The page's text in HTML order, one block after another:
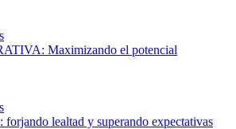
Maximizando el potencial
forjando lealtad y superando expectativas